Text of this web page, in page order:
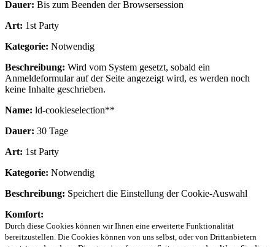
Dauer: Bis zum Beenden der Browsersession
Art: 1st Party
Kategorie: Notwendig
Beschreibung: Wird vom System gesetzt, sobald ein
Anmeldeformular auf der Seite angezeigt wird, es werden noch
keine Inhalte geschrieben.
Name: ld-cookieselection**
Dauer: 30 Tage
Art: 1st Party
Kategorie: Notwendig
Beschreibung: Speichert die Einstellung der Cookie-Auswahl
Komfort:
Durch diese Cookies können wir Ihnen eine erweiterte Funktionalität
bereitzustellen. Die Cookies können von uns selbst, oder von Drittanbietern